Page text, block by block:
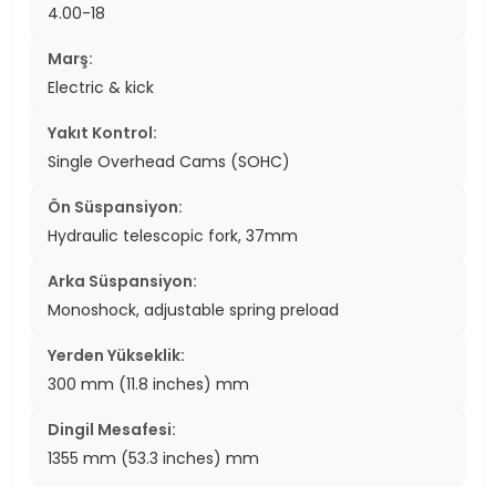
4.00-18
Marş:
Electric & kick
Yakıt Kontrol:
Single Overhead Cams (SOHC)
Ön Süspansiyon:
Hydraulic telescopic fork, 37mm
Arka Süspansiyon:
Monoshock, adjustable spring preload
Yerden Yükseklik:
300 mm (11.8 inches) mm
Dingil Mesafesi:
1355 mm (53.3 inches) mm